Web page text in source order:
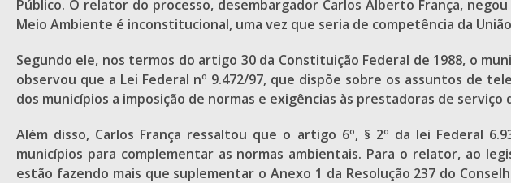
Público. O relator do processo, desembargador Carlos Alberto França,
Meio Ambiente é inconstitucional, uma vez que seria de competência da
Segundo ele, nos termos do artigo 30 da Constituição Federal de 1988, o
observou que a Lei Federal nº 9.472/97, que dispõe sobre os assuntos de
dos municípios a imposição de normas e exigências às prestadoras de serviço
Além disso, Carlos França ressaltou que o artigo 6º, § 2º da lei Federal
municípios para complementar as normas ambientais. Para o relator, ao
estão fazendo mais que suplementar o Anexo 1 da Resolução 237 do